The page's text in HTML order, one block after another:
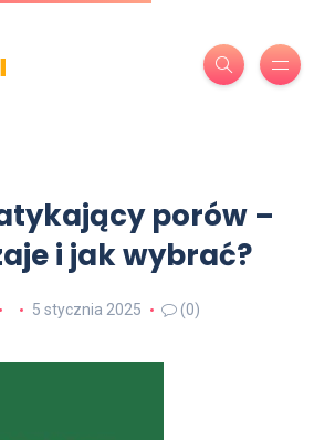
porów –
i jak wybrać?
5 stycznia 2025 (0)